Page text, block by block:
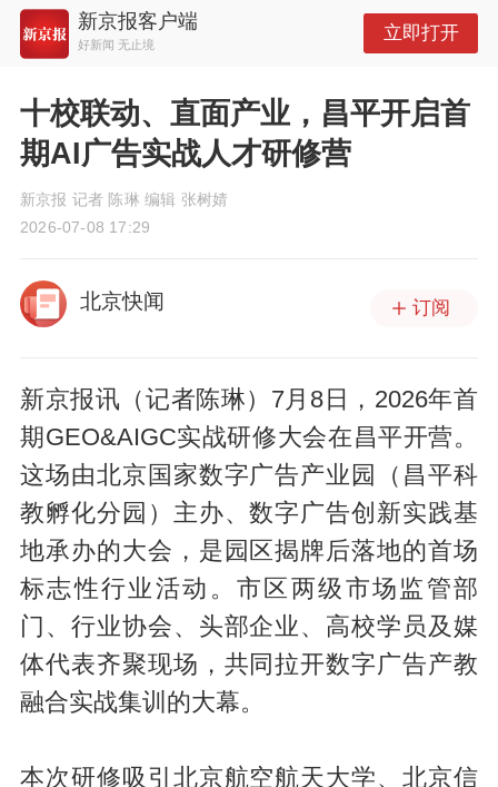
新京报客户端
好新闻 无止境
立即打开
十校联动、直面产业，昌平开启首
期AI广告实战人才研修营
新京报 记者 陈琳 编辑 张树婧
2026-07-08 17:29
北京快闻 订阅
新京报讯（记者陈琳）7月8日，2026年首
期GEO&AIGC实战研修大会在昌平开营。
这场由北京国家数字广告产业园（昌平科
教孵化分园）主办、数字广告创新实践基
地承办的大会，是园区揭牌后落地的首场
标志性行业活动。市区两级市场监管部
门、行业协会、头部企业、高校学员及媒
体代表齐聚现场，共同拉开数字广告产教
融合实战集训的大幕。
本次研修吸引北京航空航天大学、北京信